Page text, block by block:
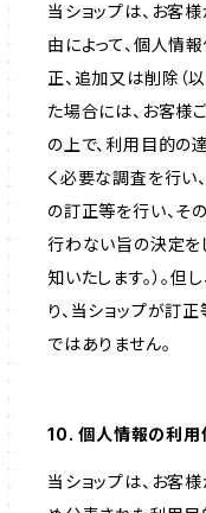
当ショップは、お客
由によって、個人情
正、追加又は削除（
た場合には、お客様
の上で、利用目的の
く必要な調査を行い
の訂正等を行い、そ
行わない旨の決定を
知いたします。）。
り、当ショップが訂
ではありません。
10. 個人情報の利用
当ショップは、お客